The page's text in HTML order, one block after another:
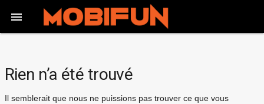

Rien n’a été trouvé
Il semblerait que nous ne puissions pas trouver ce que vous